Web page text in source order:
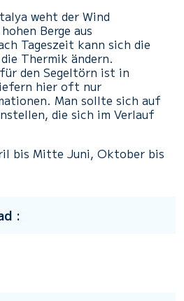
weht der Wind
Berge aus
Tageszeit kann sich die
Thermik ändern.
den Segeltörn ist in
hier oft nur
Man sollte sich auf
die sich im Verlauf
bis Mitte Juni, Oktober bis
: